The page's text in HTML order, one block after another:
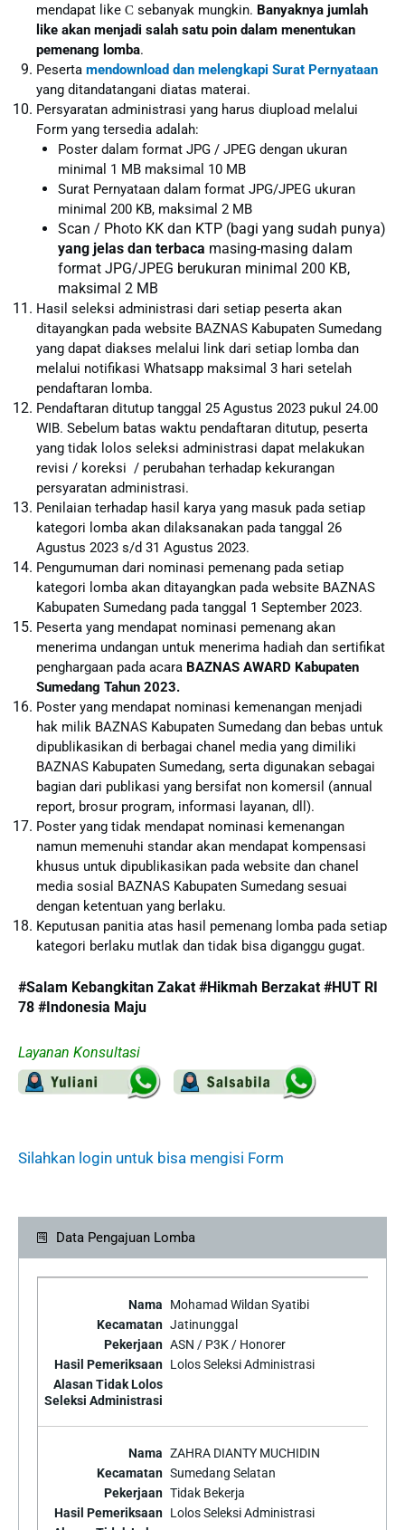
mendapat like C sebanyak mungkin. Banyaknya jumlah
like akan menjadi salah satu poin dalam menentukan
pemenang lomba.
Peserta mendownload dan melengkapi Surat Pernyataan
yang ditandatangani diatas materai.
Persyaratan administrasi yang harus diupload melalui
Form yang tersedia adalah:
Poster dalam format JPG / JPEG dengan ukuran
minimal 1 MB maksimal 10 MB
Surat Pernyataan dalam format JPG/JPEG ukuran
minimal 200 KB, maksimal 2 MB
Scan / Photo KK dan KTP (bagi yang sudah punya)
yang jelas dan terbaca masing-masing dalam
format JPG/JPEG berukuran minimal 200 KB,
maksimal 2 MB
Hasil seleksi administrasi dari setiap peserta akan
ditayangkan pada website BAZNAS Kabupaten Sumedang
yang dapat diakses melalui link dari setiap lomba dan
melalui notifikasi Whatsapp maksimal 3 hari setelah
pendaftaran lomba.
Pendaftaran ditutup tanggal 25 Agustus 2023 pukul 24.00
WIB. Sebelum batas waktu pendaftaran ditutup, peserta
yang tidak lolos seleksi administrasi dapat melakukan
revisi / koreksi / perubahan terhadap kekurangan
persyaratan administrasi.
Penilaian terhadap hasil karya yang masuk pada setiap
kategori lomba akan dilaksanakan pada tanggal 26
Agustus 2023 s/d 31 Agustus 2023.
Pengumuman dari nominasi pemenang pada setiap
kategori lomba akan ditayangkan pada website BAZNAS
Kabupaten Sumedang pada tanggal 1 September 2023.
Peserta yang mendapat nominasi pemenang akan
menerima undangan untuk menerima hadiah dan sertifikat
penghargaan pada acara BAZNAS AWARD Kabupaten
Sumedang Tahun 2023.
Poster yang mendapat nominasi kemenangan menjadi
hak milik BAZNAS Kabupaten Sumedang dan bebas untuk
dipublikasikan di berbagai chanel media yang dimiliki
BAZNAS Kabupaten Sumedang, serta digunakan sebagai
bagian dari publikasi yang bersifat non komersil (annual
report, brosur program, informasi layanan, dll).
Poster yang tidak mendapat nominasi kemenangan
namun memenuhi standar akan mendapat kompensasi
khusus untuk dipublikasikan pada website dan chanel
media sosial BAZNAS Kabupaten Sumedang sesuai
dengan ketentuan yang berlaku.
Keputusan panitia atas hasil pemenang lomba pada setiap
kategori berlaku mutlak dan tidak bisa diganggu gugat.
#Salam Kebangkitan Zakat #Hikmah Berzakat #HUT RI
78 #Indonesia Maju
Layanan Konsultasi
Silahkan login untuk bisa mengisi Form
Data Pengajuan Lomba
Mohamad Wildan Syatibi
Jatinunggal
ASN / P3K / Honorer
Lolos Seleksi Administrasi
ZAHRA DIANTY MUCHIDIN
Sumedang Selatan
Tidak Bekerja
Lolos Seleksi Administrasi